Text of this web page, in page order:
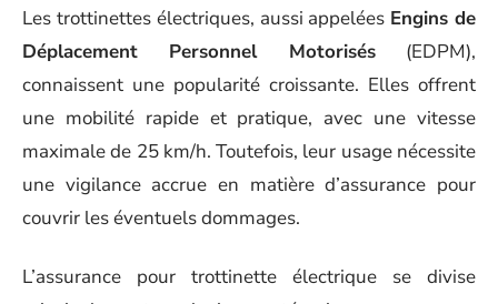
Les trottinettes électriques, aussi appelées Engins de
Déplacement Personnel Motorisés(EDPM),
connaissent une popularité croissante. Elles offrent
une mobilité rapide et pratique, avec une vitesse
maximale de 25 km/h. Toutefois, leur usage nécessite
une vigilance accrue en matière d’assurance pour
couvrir les éventuels dommages.
L’assurance pour trottinette électrique se divise